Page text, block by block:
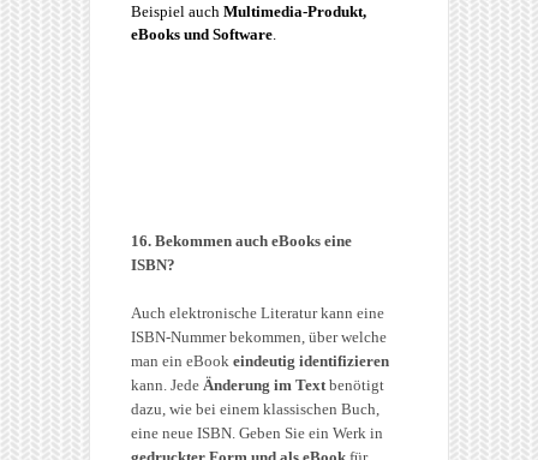
Beispiel auch Multimedia-Produkt,
eBooks und Software
16. Bekommen auch eBooks eine
ISBN?
Auch elektronische Literatur kann eine
ISBN-Nummer bekommen, über welche
man ein eBook eindeutig identifizieren
kann. Jede Änderung im Text benötigt
dazu, wie bei einem klassischen Buch,
eine neue ISBN. Geben Sie ein Werk in
gedruckter Form und als eBook für